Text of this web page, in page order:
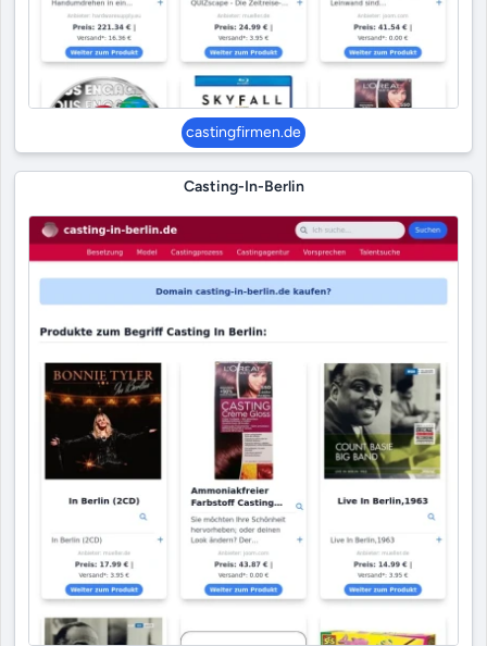
castingfirmen.de
Casting-In-Berlin